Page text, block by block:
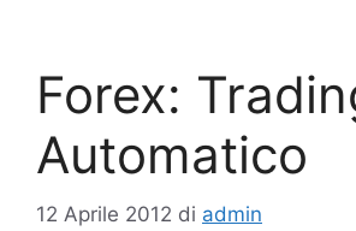
Forex:
Automatico
12 Aprile 2012 di admin